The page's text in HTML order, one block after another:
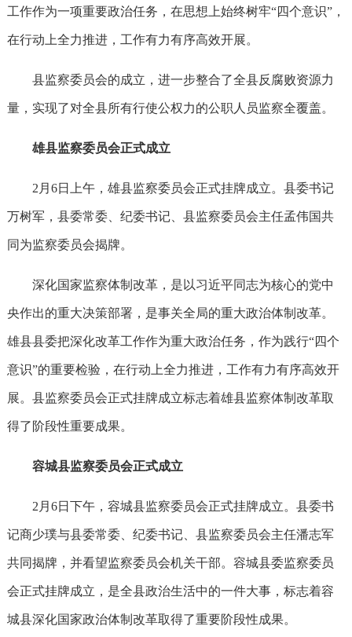
工作作为一项重要政治任务，在思想上始终树牢“四个意识”，
在行动上全力推进，工作有力有序高效开展。
县监察委员会的成立，进一步整合了全县反腐败资源力
量，实现了对全县所有行使公权力的公职人员监察全覆盖。
雄县监察委员会正式成立
2月6日上午，雄县监察委员会正式挂牌成立。县委书记
万树军，县委常委、纪委书记、县监察委员会主任孟伟国共
同为监察委员会揭牌。
深化国家监察体制改革，是以习近平同志为核心的党中
央作出的重大决策部署，是事关全局的重大政治体制改革。
雄县县委把深化改革工作作为重大政治任务，作为践行“四个
意识”的重要检验，在行动上全力推进，工作有力有序高效开
展。县监察委员会正式挂牌成立标志着雄县监察体制改革取
得了阶段性重要成果。
容城县监察委员会正式成立
2月6日下午，容城县监察委员会正式挂牌成立。县委书
记商少璞与县委常委、纪委书记、县监察委员会主任潘志军
共同揭牌，并看望监察委员会机关干部。容城县委监察委员
会正式挂牌成立，是全县政治生活中的一件大事，标志着容
城县深化国家政治体制改革取得了重要阶段性成果。